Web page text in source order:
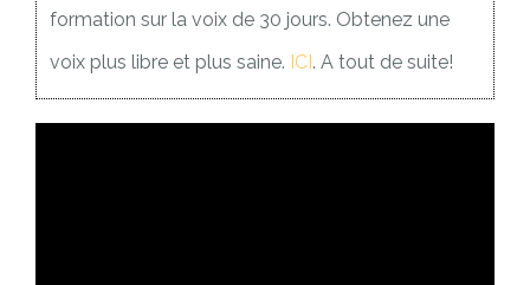
formation sur la voix de 30 jours. Obtenez une
voix plus libre et plus saine. ICI . A tout de suite!